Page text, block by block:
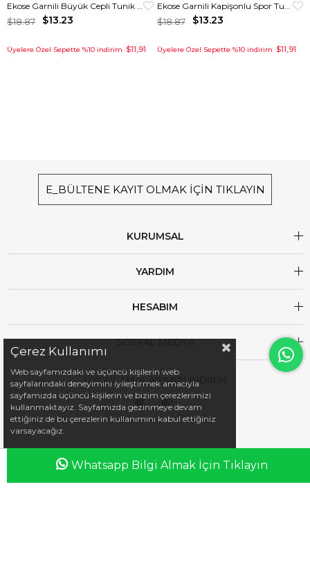
Ekose Garnili Büyük Cepli Tunik Ekru
$13.23
$18.87
Üyelere Özel Sepette %10 indirim $11,91
Ekose Garnili Kapişonlu Spor Tunik Krem
$13.23
$18.87
Üyelere Özel Sepette %10 indirim $11,91
E_BÜLTENE KAYIT OLMAK İÇİN TIKLAYIN
KURUMSAL
YARDIM
HESABIM
SOSYAL MEDYA
UYGULAMALARIMIZI İNDİRİN
Whatsapp Bilgi Almak İçin Tıklayın
Çerez Kullanımı
Web sayfamızdaki ve üçüncü kişilerin web
sayfalarındaki deneyimini iyileştirmek amacıyla
sayfamızda üçüncü kişilerin ve bizim çerezlerimizi
kullanmaktayız. Sayfamızda gezinmeye devam
ettiğiniz de bu çerezlerin kullanımını kabul ettiğiniz
varsayacağız.
Anasayfa Favorilerim Sepetim Üye Girişi